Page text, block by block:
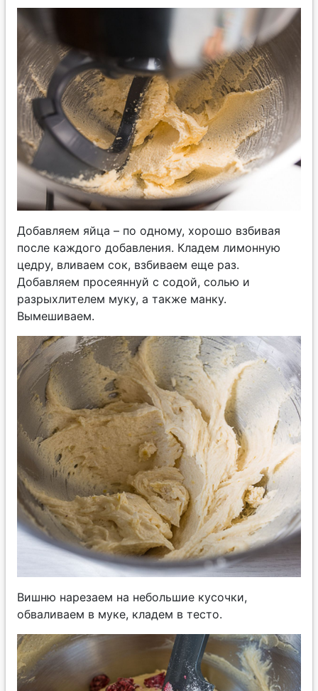
Добавляем яйца – по одному, хорошо взбивая
после каждого добавления. Кладем лимонную
цедру, вливаем сок, взбиваем еще раз.
Добавляем просеяннуй с содой, солью и
разрыхлителем муку, а также манку.
Вымешиваем.
Вишню нарезаем на небольшие кусочки,
обваливаем в муке, кладем в тесто.